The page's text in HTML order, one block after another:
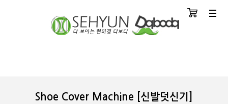
분류
Shoe Cover Machine [신발덧신기]